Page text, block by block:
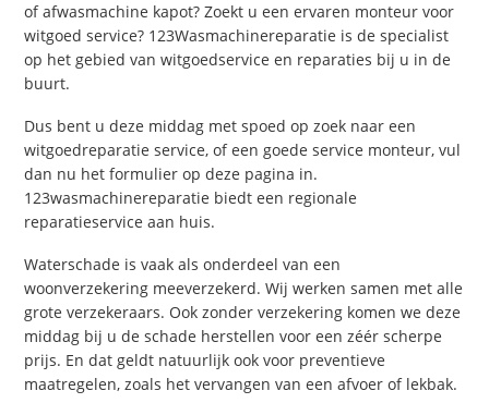
of afwasmachine kapot? Zoekt u een ervaren monteur voor
witgoed service? 123Wasmachinereparatie is de specialist
op het gebied van witgoedservice en reparaties bij u in de
buurt.
Dus bent u deze middag met spoed op zoek naar een
witgoedreparatie service, of een goede service monteur, vul
dan nu het formulier op deze pagina in.
123wasmachinereparatie biedt een regionale
reparatieservice aan huis.
Waterschade is vaak als onderdeel van een
woonverzekering meeverzekerd. Wij werken samen met alle
grote verzekeraars. Ook zonder verzekering komen we deze
middag bij u de schade herstellen voor een zéér scherpe
prijs. En dat geldt natuurlijk ook voor preventieve
maatregelen, zoals het vervangen van een afvoer of lekbak.